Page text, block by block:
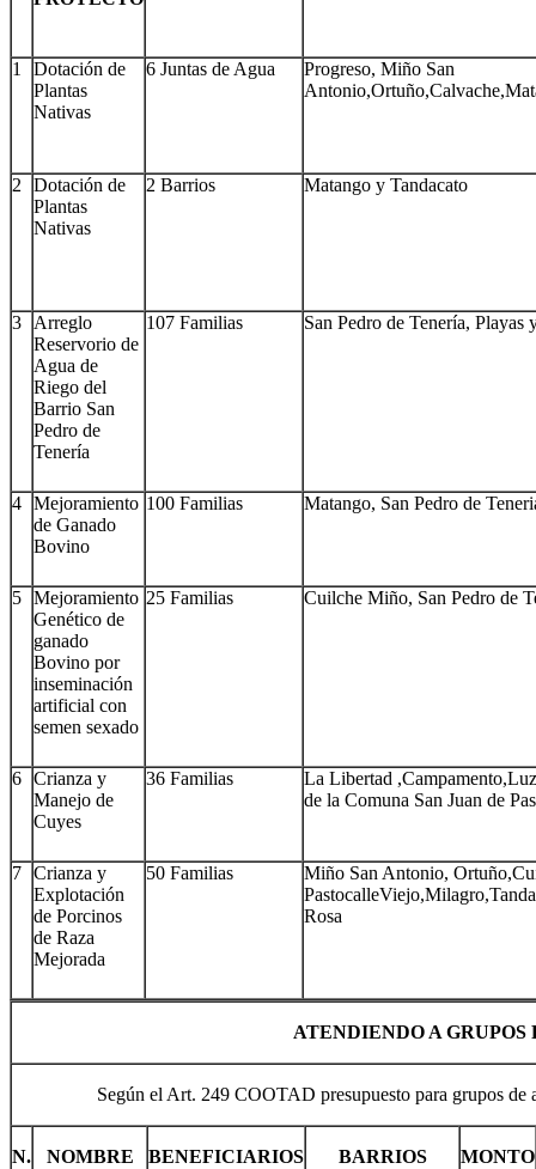
1
Dotación de
Plantas
Nativas
6 Juntas de Agua
Progreso, Miño San
2
Dotación de
Plantas
Nativas
2 Barrios Matango y Tandacato
3
Arreglo
Reservorio de
Agua de
Riego del
Barrio San
Pedro de
Tenería
107 Familias San Pedro de Tenería, Playas
4 Mejoramiento
de Ganado
Bovino
100 Familias Matango, San Pedro de
5 Mejoramiento
Genético de
ganado
Bovino por
inseminación
artificial con
semen sexado
25 Familias Cuilche Miño, San Pedro de
6 Crianza y
Manejo de
Cuyes
36 Familias
La Libertad
de la Comuna San Juan de
7 Crianza y
Explotación
de Porcinos
de Raza
Mejorada
50 Familias
Miño San Antonio,
Rosa
ATENDIENDO A GRUPOS
Según el Art. 249 COOTAD presupuesto para grupos
N.
NOMBRE
BENEFICIARIOS BARRIOS
MONTO